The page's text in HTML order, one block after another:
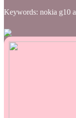
Keywords: nokia g10